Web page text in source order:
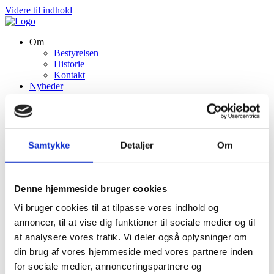
Samtykke Detaljer Om
Denne hjemmeside bruger cookies
Vi bruger cookies til at tilpasse vores indhold og
annoncer, til at vise dig funktioner til sociale medier og til
at analysere vores trafik. Vi deler også oplysninger om
din brug af vores hjemmeside med vores partnere inden
for sociale medier, annonceringspartnere og
Videre til indhold
Om
Bestyrelsen
Historie
Kontakt
Nyheder
Bliv frivillig
Bliv medlem
Årets Plakat
Sponsorer
Sponsorer
Bliv sponsor
Medie
Galleri (før 2026)
Om
Bestyrelsen
Historie
Kontakt
Nyheder
Bliv frivillig
Bliv medlem